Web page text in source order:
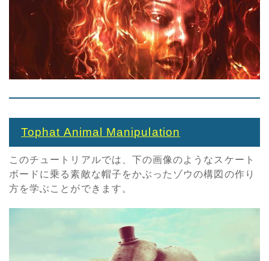
Tophat Animal Manipulation
このチュートリアルでは、下の画像のようなスケート
ボードに乗る素敵な帽子をかぶったゾウの構図の作り
方を学ぶことができます。